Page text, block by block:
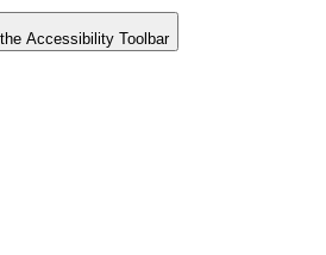
Accessibility Toolbar